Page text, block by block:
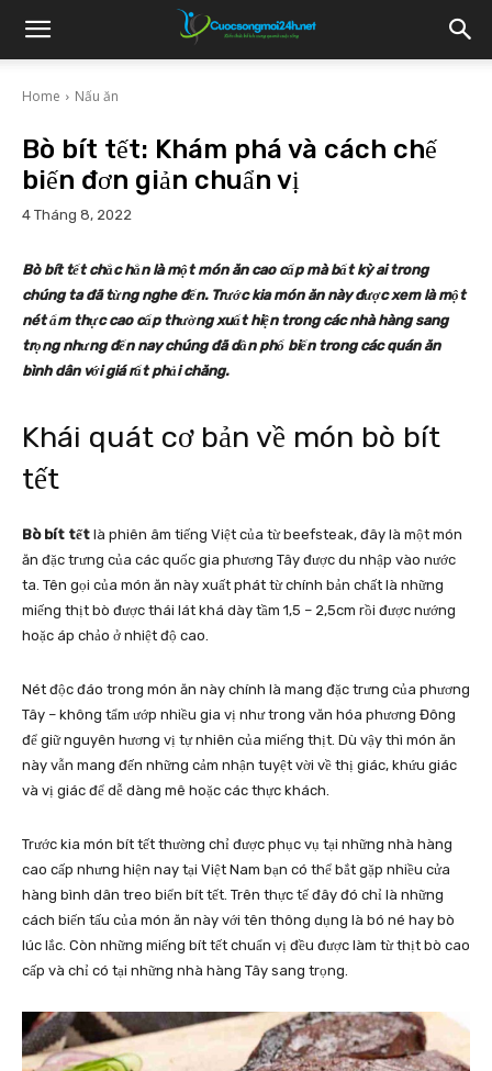
Home Nấu ăn
Bò bít tết: Khám phá và cách chế
biến đơn giản chuẩn vị
4 Tháng 8, 2022
Bò bít tết chắc hẳn là một món ăn cao cấp mà bất kỳ ai trong
chúng ta đã từng nghe đến. Trước kia món ăn này được xem là một
nét ẩm thực cao cấp thường xuất hiện trong các nhà hàng sang
trọng nhưng đến nay chúng đã dần phổ biến trong các quán ăn
bình dân với giá rất phải chăng.
Khái quát cơ bản về món bò bít
tết
Bò bít tết là phiên âm tiếng Việt của từ beefsteak, đây là một món
ăn đặc trưng của các quốc gia phương Tây được du nhập vào nước
ta. Tên gọi của món ăn này xuất phát từ chính bản chất là những
miếng thịt bò được thái lát khá dày tầm 1,5 – 2,5cm rồi được nướng
hoặc áp chảo ở nhiệt độ cao.
Nét độc đáo trong món ăn này chính là mang đặc trưng của phương
Tây – không tẩm ướp nhiều gia vị như trong văn hóa phương Đông
để giữ nguyên hương vị tự nhiên của miếng thịt. Dù vậy thì món ăn
này vẫn mang đến những cảm nhận tuyệt vời về thị giác, khứu giác
và vị giác để dễ dàng mê hoặc các thực khách.
Trước kia món bít tết thường chỉ được phục vụ tại những nhà hàng
cao cấp nhưng hiện nay tại Việt Nam bạn có thể bắt gặp nhiều cửa
hàng bình dân treo biển bít tết. Trên thực tế đây đó chỉ là những
cách biến tấu của món ăn này với tên thông dụng là bó né hay bò
lúc lắc. Còn những miếng bít tết chuẩn vị đều được làm từ thịt bò cao
cấp và chỉ có tại những nhà hàng Tây sang trọng.